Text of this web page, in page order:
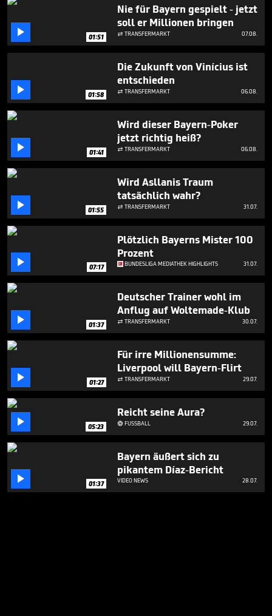
5
14
seconds
 01:51
Nie für Bayern gespielt - jetzt
soll er Millionen bringen
 TRANSFERMARKT 07.08.
 01:58
Die Zukunft von Vinícius ist
entschieden
 TRANSFERMARKT 06.08.
 01:41
Wird dieser Bayern-Poker
jetzt richtig heiß?
 TRANSFERMARKT 06.08.
 01:55
Wird Asllanis Traum
tatsächlich wahr?
 TRANSFERMARKT 31.07.
 07:17
Plötzlich Bayerns Mister 100
Prozent
BUNDESLIGA MEDIATHEK HIGHLIGHTS 31.07.
 01:37
Deutscher Trainer wohl im
Anflug auf Woltemade-Klub
 TRANSFERMARKT 30.07.
 01:27
Für irre Millionensumme:
Liverpool will Bayern-Flirt
 TRANSFERMARKT 29.07.
 05:23
Reicht seine Aura?
FUSSBALL 29.07.
 01:37
Bayern äußert sich zu
pikantem Díaz-Bericht
VIDEO NEWS 28.07.